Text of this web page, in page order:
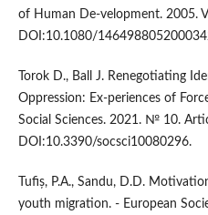
of Human De-velopment. 2005.
DOI:10.1080/
Torok D., Ball J. Renegotiating
Oppression: Ex-periences of
Social Sciences. 2021. № 10.
DOI:10.3390/socsci10080296.
Tufiș, P.A., Sandu, D.D.
youth migration. - European